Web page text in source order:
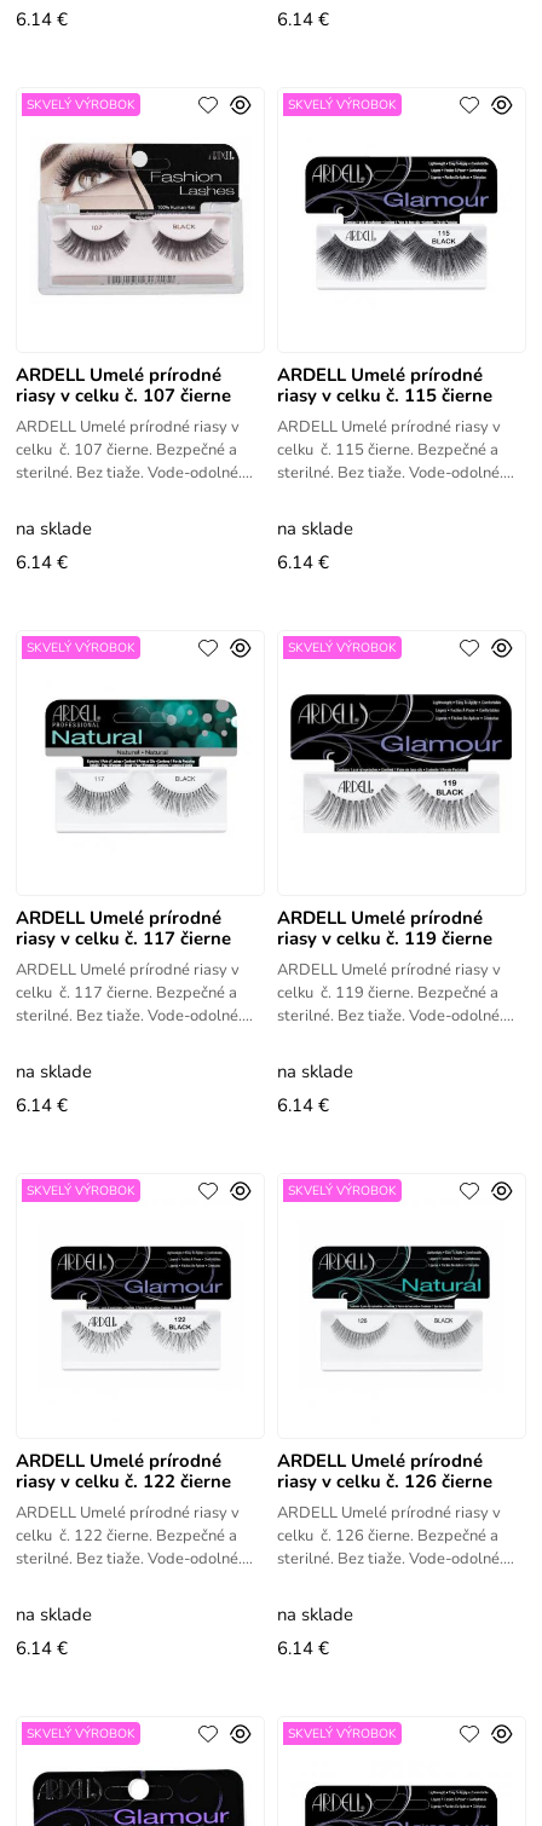
6.14 €
6.14 €
ARDELL Umelé prírodné
riasy v celku č. 107 čierne
ARDELL Umelé prírodné riasy v
celku č. 107 čierne. Bezpečné a
sterilné. Bez tiaže. Vode-odolné.
SKVELÝ VÝROBOK
na sklade
6.14 €
ARDELL Umelé prírodné
riasy v celku č. 115 čierne
ARDELL Umelé prírodné riasy v
celku č. 115 čierne. Bezpečné a
sterilné. Bez tiaže. Vode-odolné.
SKVELÝ VÝROBOK
na sklade
6.14 €
ARDELL Umelé prírodné
riasy v celku č. 117 čierne
ARDELL Umelé prírodné riasy v
celku č. 117 čierne. Bezpečné a
sterilné. Bez tiaže. Vode-odolné.
SKVELÝ VÝROBOK
na sklade
6.14 €
ARDELL Umelé prírodné
riasy v celku č. 119 čierne
ARDELL Umelé prírodné riasy v
celku č. 119 čierne. Bezpečné a
sterilné. Bez tiaže. Vode-odolné.
SKVELÝ VÝROBOK
na sklade
6.14 €
ARDELL Umelé prírodné
riasy v celku č. 122 čierne
ARDELL Umelé prírodné riasy v
celku č. 122 čierne. Bezpečné a
sterilné. Bez tiaže. Vode-odolné.
SKVELÝ VÝROBOK
na sklade
6.14 €
ARDELL Umelé prírodné
riasy v celku č. 126 čierne
ARDELL Umelé prírodné riasy v
celku č. 126 čierne. Bezpečné a
sterilné. Bez tiaže. Vode-odolné.
SKVELÝ VÝROBOK
na sklade
6.14 €
SKVELÝ VÝROBOK SKVELÝ VÝROBOK